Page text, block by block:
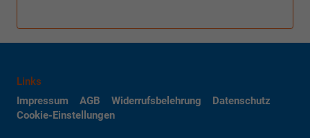
Links
Impressum
AGB Widerrufsbelehrung
Datenschutz
Cookie-Einstellungen